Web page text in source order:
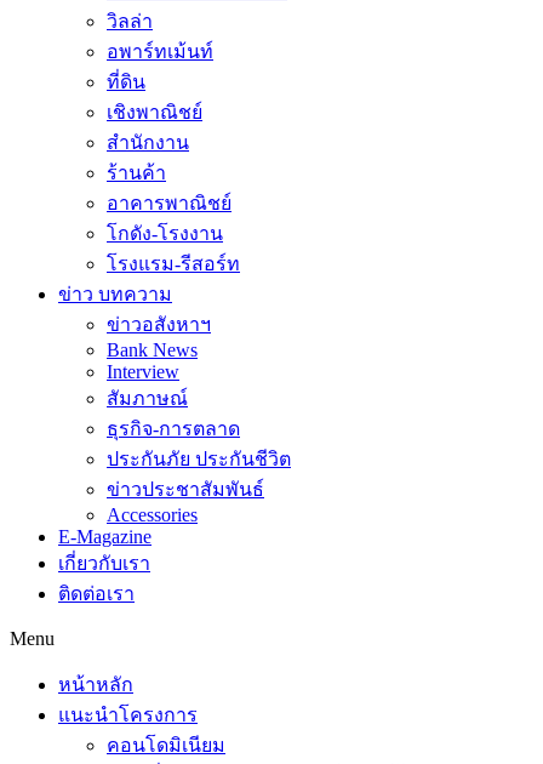
วิลล่า
อพาร์ทเม้นท์
ที่ดิน
เชิงพาณิชย์
สำนักงาน
ร้านค้า
อาคารพาณิชย์
โกดัง-โรงงาน
โรงแรม-รีสอร์ท
ข่าว บทความ
ข่าวอสังหาฯ
Bank News
Interview
สัมภาษณ์
ธุรกิจ-การตลาด
ประกันภัย ประกันชีวิต
ข่าวประชาสัมพันธ์
Accessories
E-Magazine
เกี่ยวกับเรา
ติดต่อเรา
Menu
หน้าหลัก
แนะนำโครงการ
คอนโดมิเนียม